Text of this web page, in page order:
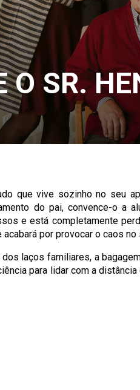
O SR.
que vive sozinho no seu
do pai, convence-o a
e está completamente
por provocar o caos
laços familiares, a
para lidar com a